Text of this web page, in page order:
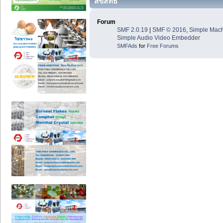
Forum
SMF 2.0.19 | SMF © 2016 Simple
Simple Audio Video Embedder
SMFAds for Free Forums